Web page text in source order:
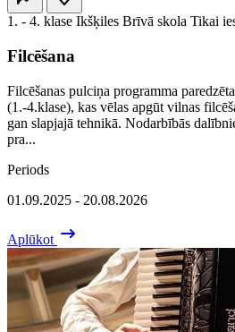
1. - 4. klase Ikšķiles Brīvā skola Tikai
Filcēšana
Filcēšanas pulciņa programma
(1.-4.klase), kas vēlas apgūt vilnas
gan slapjajā tehnikā. Nodarbībās
pra...
Periods
01.09.2025 - 20.08.2026
Aplūkot